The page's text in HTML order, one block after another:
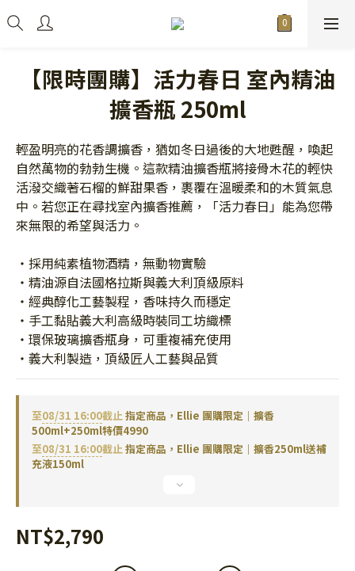
【限時團購】活力春日 室內精油
擴香瓶 250ml
輕盈明亮的花香調擴香，猶如冬日過後的大地甦醒，喚起
自然萬物的勃勃生機。這款精油擴香瓶將接骨木花的輕快
活潑交織著石榴的鮮甜果香，裹覆在溫暖柔和的木質氣息
中。若您正在尋找室內擴香推薦，「活力春日」能為您帶
來無限的希望與活力。
・採用純素植物酒精，無動物實驗
・精油源自法國格拉斯與義大利頂級原料
・經典醇化工藝製程，香味持久而穩定
・手工黏貼義大利高級時裝同工坊織標
・環保玻璃擴香瓶身，可重複補充使用
・義大利製造，頂級匠人工藝與品質
至08/31 16:00截止指定商品，Ellie 團購限定｜擴香
500ml+250ml特價4990
至08/31 16:00截止指定商品，Ellie 團購限定｜擴香250ml送補
充液150ml
NT$2,790